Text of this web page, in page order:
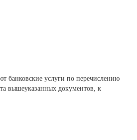
банковские услуги по перечислению
вышеуказанных документов, к